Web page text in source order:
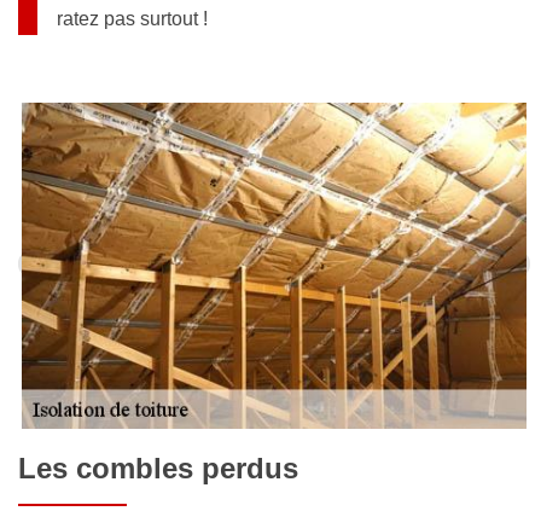
ratez pas surtout !
Les combles perdus